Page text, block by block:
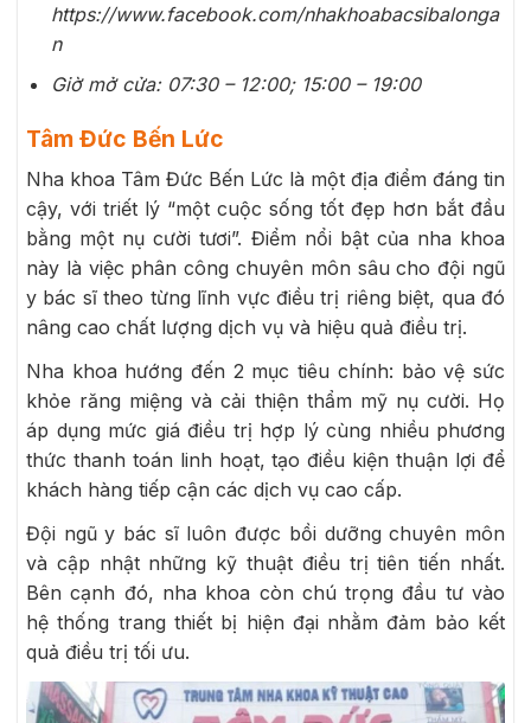
https://www.facebook.com/nhakhoabacsibalonga
n
Giờ mở cửa: 07:30 – 12:00; 15:00 – 19:00
Tâm Đức Bến Lức
Nha khoa Tâm Đức Bến Lức là một địa điểm đáng tin
cậy, với triết lý “một cuộc sống tốt đẹp hơn bắt đầu
bằng một nụ cười tươi”. Điểm nổi bật của nha khoa
này là việc phân công chuyên môn sâu cho đội ngũ
y bác sĩ theo từng lĩnh vực điều trị riêng biệt, qua đó
nâng cao chất lượng dịch vụ và hiệu quả điều trị.
Nha khoa hướng đến 2 mục tiêu chính: bảo vệ sức
khỏe răng miệng và cải thiện thẩm mỹ nụ cười. Họ
áp dụng mức giá điều trị hợp lý cùng nhiều phương
thức thanh toán linh hoạt, tạo điều kiện thuận lợi để
khách hàng tiếp cận các dịch vụ cao cấp.
Đội ngũ y bác sĩ luôn được bồi dưỡng chuyên môn
và cập nhật những kỹ thuật điều trị tiên tiến nhất.
Bên cạnh đó, nha khoa còn chú trọng đầu tư vào
hệ thống trang thiết bị hiện đại nhằm đảm bảo kết
quả điều trị tối ưu.